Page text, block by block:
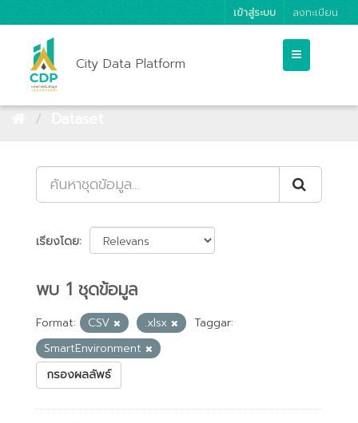
เข้าสู่ระบบ ลงทะเบียน
City Data Platform
เรียงโดย
พบ 1 ชุดข้อมูล
Format: CSV .xlsx
Taggar:
SmartEnvironment
กรองผลลัพธ์